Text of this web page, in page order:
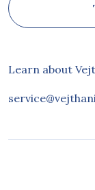
Learn about